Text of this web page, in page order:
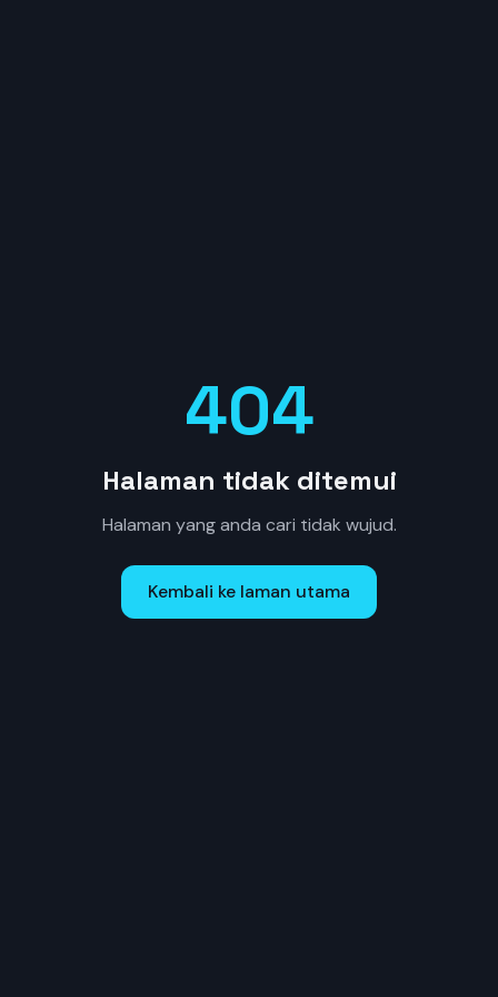
404
Halaman tidak ditemui
Halaman yang anda cari tidak wujud.
Kembali ke laman utama